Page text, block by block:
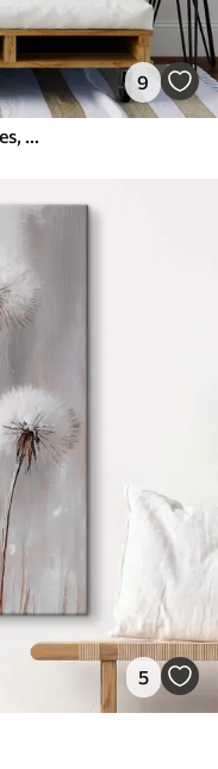
9
Niit akvarelllilledega õrnades roosades, lillades ja valgetes toonides, mis loovad kerguse ja harmoonia atmosfääri
5